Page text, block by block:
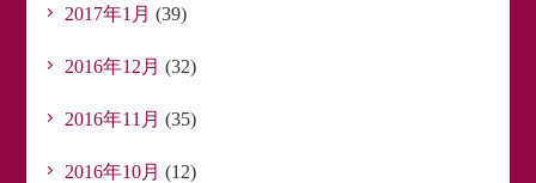
2017年1月 (39)
2016年12月 (32)
2016年11月 (35)
2016年10月 (12)